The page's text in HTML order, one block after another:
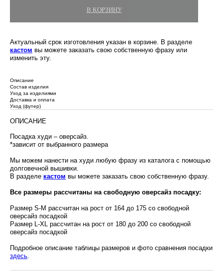
В КОРЗИНУ
Актуальный срок изготовления указан в корзине. В разделе
кастом вы можете заказать свою собственную фразу или
изменить эту.
Описание
Состав изделия
Уход за изделиями
Доставка и оплата
Уход (футер)
ОПИСАНИЕ
Посадка худи – оверсайз.
*зависит от выбранного размера
Мы можем нанести на худи любую фразу из каталога с помощью
долговечной вышивки.
В разделе кастом вы можете заказать свою собственную фразу.
Все размеры рассчитаны на свободную оверсайз посадку:
Размер S-M рассчитан на рост от 164 до 175 со свободной
оверсайз посадкой
Размер L-XL рассчитан на рост от 180 до 200 со свободной
оверсайз посадкой
Подробное описание таблицы размеров и фото сравнения посадки
здесь.